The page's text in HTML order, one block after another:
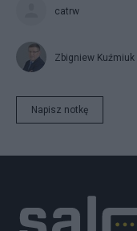
catrw
Zbigniew Kuźmiuk
Napisz notkę